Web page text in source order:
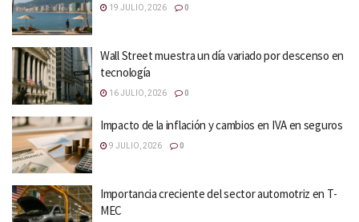
19 JULIO, 2026 0
Wall Street muestra un día variado por descenso en
tecnología
16 JULIO, 2026 0
Impacto de la inflación y cambios en IVA en seguros
9 JULIO, 2026 0
Importancia creciente del sector automotriz en T-
MEC